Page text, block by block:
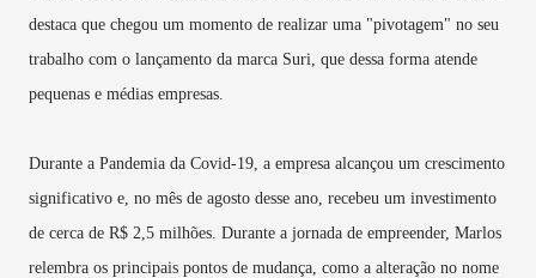
destaca que chegou um momento de realizar uma "pivotagem" no seu
trabalho com o lançamento da marca Suri, que dessa forma atende
pequenas e médias empresas.
Durante a Pandemia da Covid-19, a empresa alcançou um crescimento
significativo e, no mês de agosto desse ano, recebeu um investimento
de cerca de R$ 2,5 milhões. Durante a jornada de empreender, Marlos
relembra os principais pontos de mudança, como a alteração no nome